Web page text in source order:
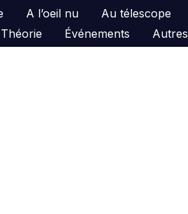
A l’oeil nu Au télescope
Théorie Événements Autres